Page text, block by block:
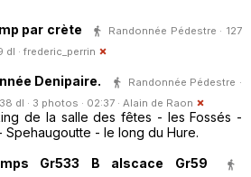
par crète
Randonnée Pédestre · 127
dl · frederic_perrin
Denipaire.
Randonnée Pédestre ·
dl · 3 photos · 02:37 · Alain de Raon
de la salle des fêtes - les Fossés -
Spehaugoutte - le long du Hure.
Gr533 B alscace Gr59